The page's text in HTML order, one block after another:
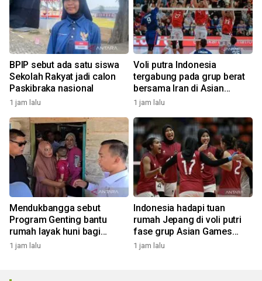
BPIP sebut ada satu siswa
Sekolah Rakyat jadi calon
Paskibraka nasional
1 jam lalu
Voli putra Indonesia
tergabung pada grup berat
bersama Iran di Asian
Games 2026
1 jam lalu
Mendukbangga sebut
Program Genting bantu
rumah layak huni bagi
keluarga stunting
1 jam lalu
Indonesia hadapi tuan
rumah Jepang di voli putri
fase grup Asian Games
2026
1 jam lalu